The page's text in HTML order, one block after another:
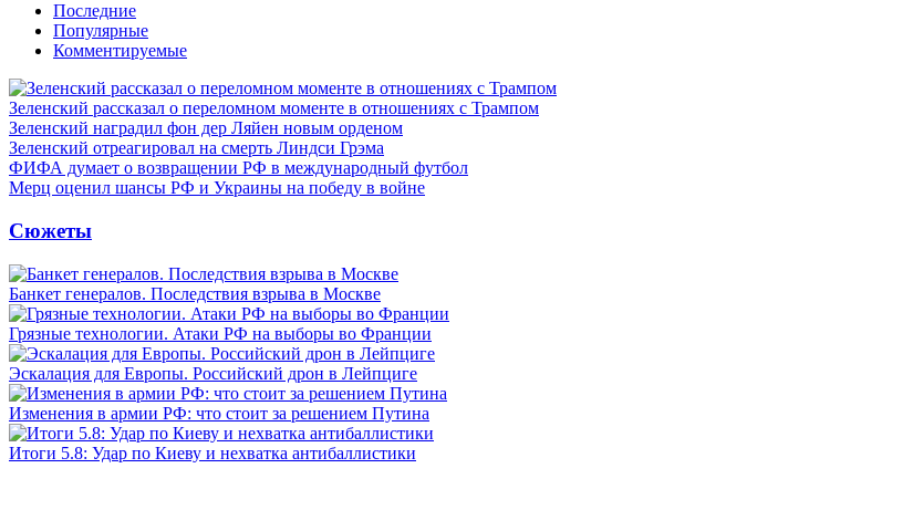
Последние
Популярные
Комментируемые
Зеленский рассказал о переломном моменте в отношениях с Трампом
Зеленский наградил фон дер Ляйен новым орденом
Зеленский отреагировал на смерть Линдси Грэма
ФИФА думает о возвращении РФ в международный футбол
Мерц оценил шансы РФ и Украины на победу в войне
Сюжеты
Банкет генералов. Последствия взрыва в Москве
Грязные технологии. Атаки РФ на выборы во Франции
Эскалация для Европы. Российский дрон в Лейпциге
Изменения в армии РФ: что стоит за решением Путина
Итоги 5.8: Удар по Киеву и нехватка антибаллистики